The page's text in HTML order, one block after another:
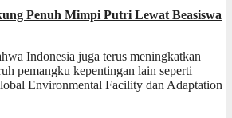
Penuh Mimpi Putri Lewat Beasiswa
Indonesia juga terus meningkatkan
pemangku kepentingan lain seperti
Environmental Facility dan Adaptation